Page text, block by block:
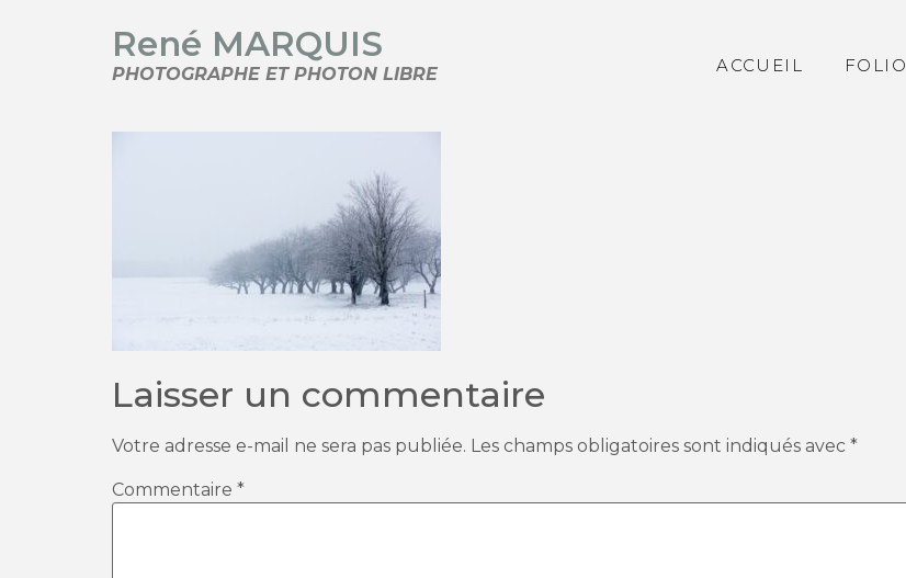
René MARQUIS
PHOTOGRAPHE ET PHOTON LIBRE ACCUEIL FOLIO
Laisser un commentaire
Votre adresse e-mail ne sera pas publiée. Les champs obligatoires sont indiqués avec *
Commentaire *